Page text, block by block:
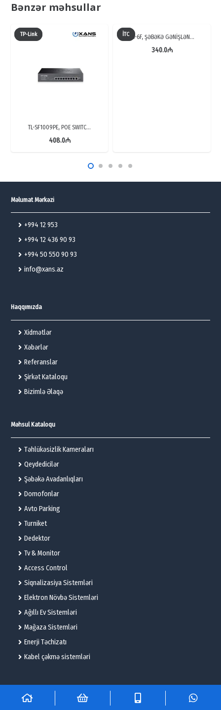
Bənzər məhsullar
TP-Link
TL-SF1009PE, POE SWITC…
408.0₼
İTCTS-6F, ŞƏBƏKƏ GƏNİŞLƏN…
340.0₼
Məlumat Mərkəzi
+994 12 953
+994 12 436 90 93
+994 50 550 90 93
info@xans.az
Haqqımızda
Xidmətlər
Xəbərlər
Referanslar
Şirkət Kataloqu
Bizimlə Əlaqə
Məhsul Kataloqu
Təhlükəsizlik Kameraları
Qeydedicilər
Şəbəkə Avadanlıqları
Domofonlar
Avto Parking
Turniket
Dedektor
Tv & Monitor
Access Control
Siqnalizasiya Sistemləri
Elektron Növbə Sistemləri
Ağıllı Ev Sistemləri
Mağaza Sistemləri
Enerji Təchizatı
Kabel çəkmə sistemləri
© 2025 – Flame Technologies